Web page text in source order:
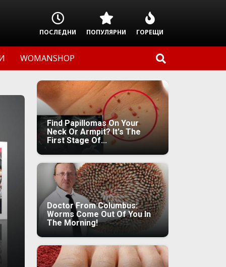
ПОСЛЕДНИ ПОПУЛЯРНИ ГОРЕЩИ
WOMANSHOP
Find Papillomas On Your
Neck Or Armpit? It's The
First Stage Of...
Doctor From Columbus:
Worms Come Out Of You In
The Morning!